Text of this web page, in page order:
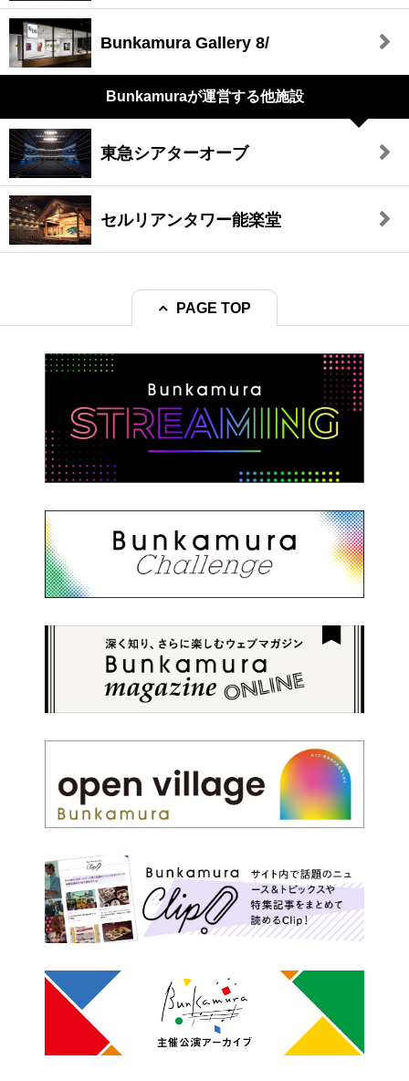
Bunkamura Gallery 8/
Bunkamuraが運営する他施設
東急シアターオーブ
セルリアンタワー能楽堂
PAGE TOP